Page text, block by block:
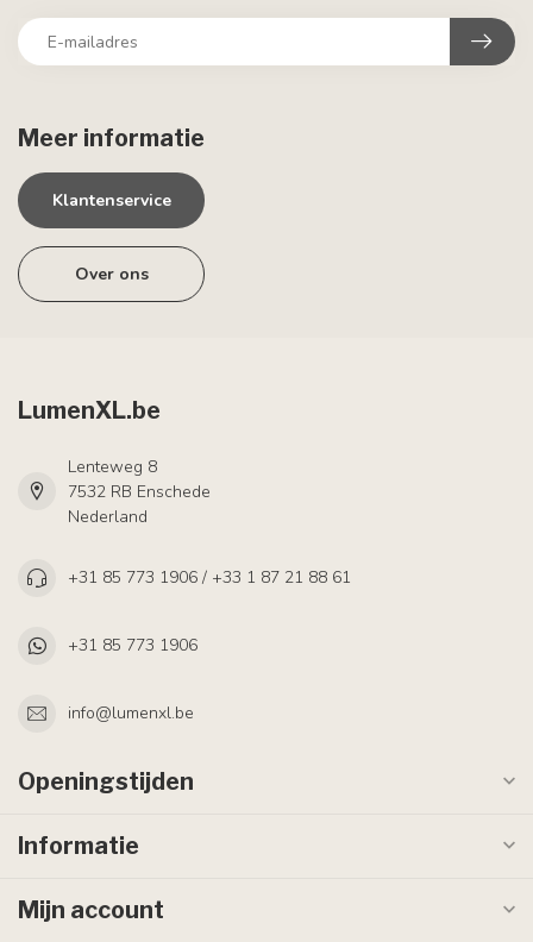
Meer informatie
Klantenservice
Over ons
LumenXL.be
Lenteweg 8
7532 RB Enschede
Nederland
+31 85 773 1906 / +33 1 87 21 88 61
+31 85 773 1906
info@lumenxl.be
Openingstijden
Informatie
Mijn account